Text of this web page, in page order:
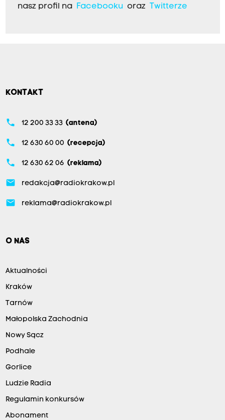
nasz profil na Facebookuoraz Twitterze
KONTAKT
phone 12 200 33 33 (antena)
phone 12 630 60 00 (recepcja)
phone 12 630 62 06 (reklama)
email redakcja@radiokrakow.pl
email reklama@radiokrakow.pl
O NAS
Aktualności
Kraków
Tarnów
Małopolska Zachodnia
Nowy Sącz
Podhale
Gorlice
Ludzie Radia
Regulamin konkursów
Abonament